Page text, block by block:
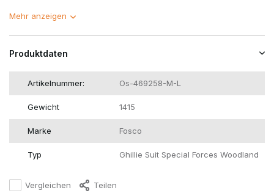
Mehr anzeigen
Produktdaten
Artikelnummer: Os-469258-M-L
Gewicht 1415
Marke Fosco
Typ Ghillie Suit Special Forces Woodland
Vergleichen Teilen